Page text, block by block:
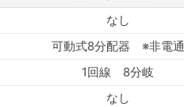
なし
可動式8分配器 ※非電通
1回線 8分岐
なし